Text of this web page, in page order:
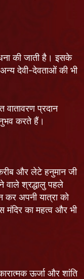
की जाती है। इसके
अन्य देवी-देवताओं की भी
प्रदान
करते हैं।
और लेटे हनुमान जी
वाले श्रद्धालु पहले
कर अपनी यात्रा को
मंदिर का महत्व और भी
ऊर्जा और शांति